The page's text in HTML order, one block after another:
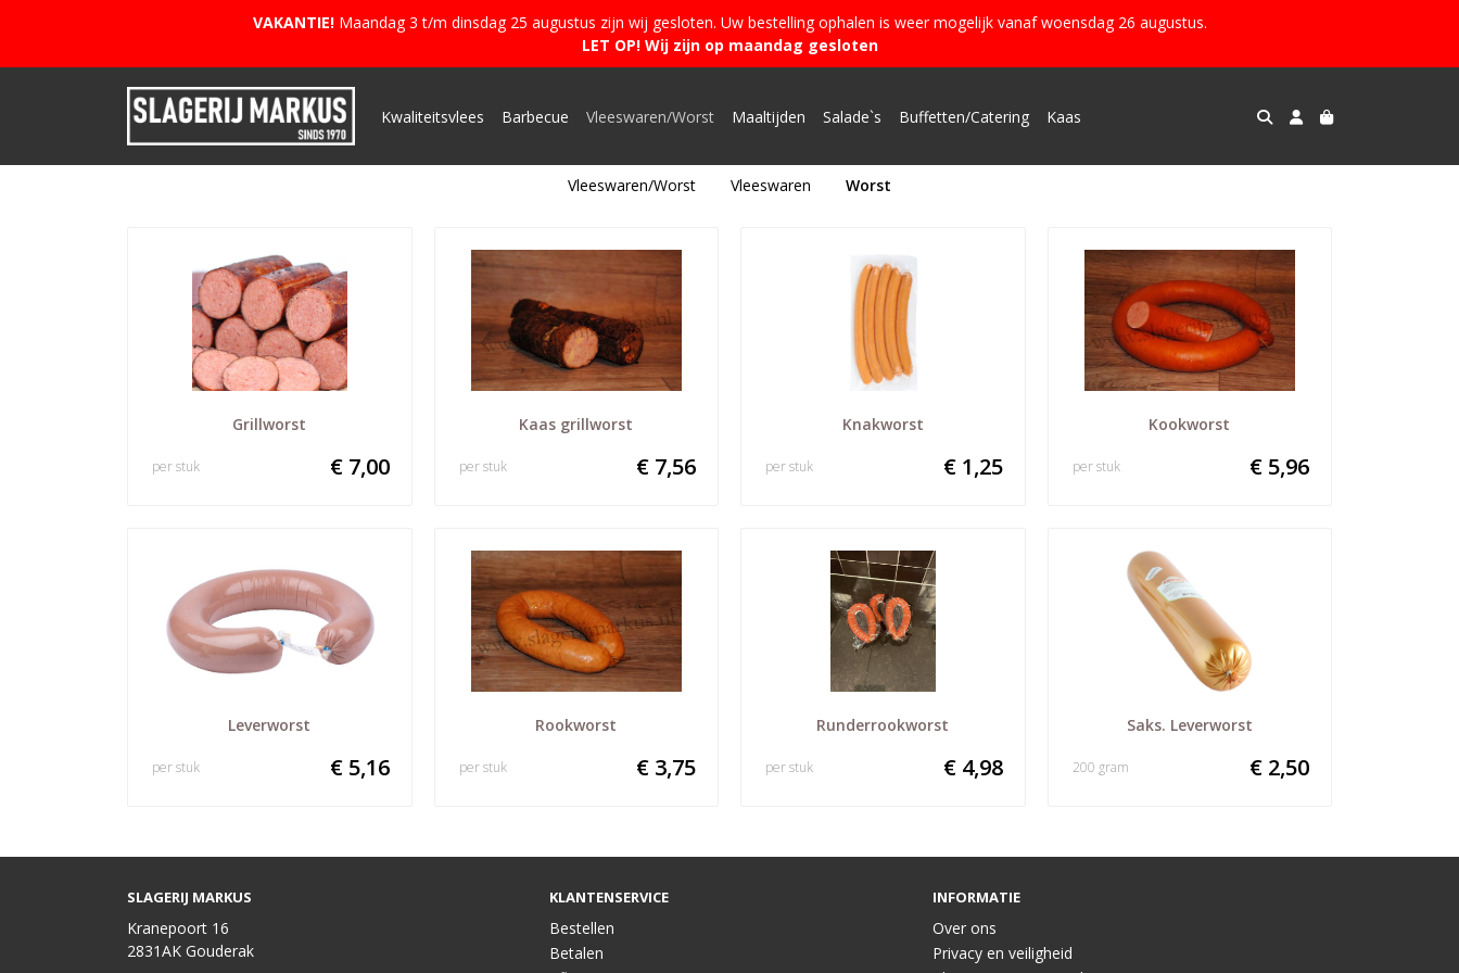
VAKANTIE!Maandag 3 t/m dinsdag 25 augustus zijn wij gesloten. Uw bestelling ophalen is weer mogelijk vanaf woensdag 26 augustus.
LET OP! Wij zijn op maandag gesloten
Kwaliteitsvlees Barbecue Vleeswaren/Worst Maaltijden Salade`s Buffetten/Catering Kaas
Vleeswaren/Worst Vleeswaren Worst
Grillworst
€ 7,00
per stuk
Kaas grillworst
€ 7,56
per stuk
Knakworst
€ 1,25
per stuk
Kookworst
€ 5,96
per stuk
Leverworst
€ 5,16
per stuk
Rookworst
€ 3,75
per stuk
Runderrookworst
€ 4,98
per stuk
Saks. Leverworst
€ 2,50
200 gram
SLAGERIJ MARKUS
Kranepoort 16
2831AK Gouderak
KLANTENSERVICE
Bestellen
Betalen
INFORMATIE
Over ons
Privacy en veiligheid